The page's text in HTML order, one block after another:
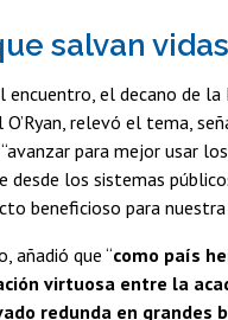
salvan vidas
encuentro, el decano de la
relevó el tema,
para mejor usar
desde los sistemas
beneficioso para nuestra
añadió que “como país
virtuosa entre la
redunda en grandes